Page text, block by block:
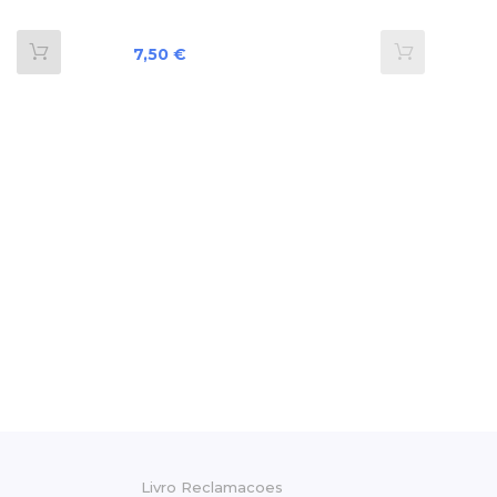
Preço
7,50 €
Livro Reclamacoes